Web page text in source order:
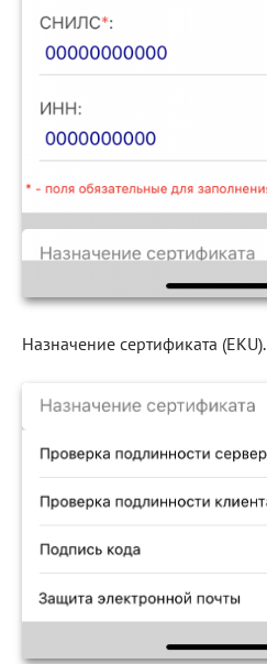
Назначение сертификата (EKU).